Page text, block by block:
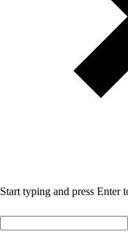
Start typing and press Enter